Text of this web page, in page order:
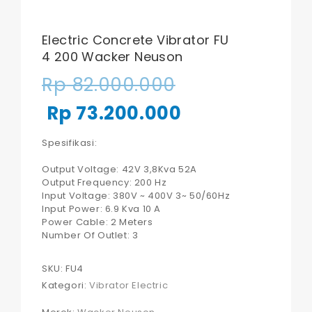
Electric Concrete Vibrator FU
4 200 Wacker Neuson
Rp82.000.000Harga
aslinya
Rp 82.000.000.
Rp 73.200.000
ini
adalah:
Spesifikasi:
Output Voltage: 42V 3,8Kva 52A
Output Frequency: 200 Hz
Input Voltage: 380V ~ 400V 3~ 50/60Hz
Input Power: 6.9 Kva 10 A
Power Cable: 2 Meters
Number Of Outlet: 3
SKU: FU4
Kategori: Vibrator Electric